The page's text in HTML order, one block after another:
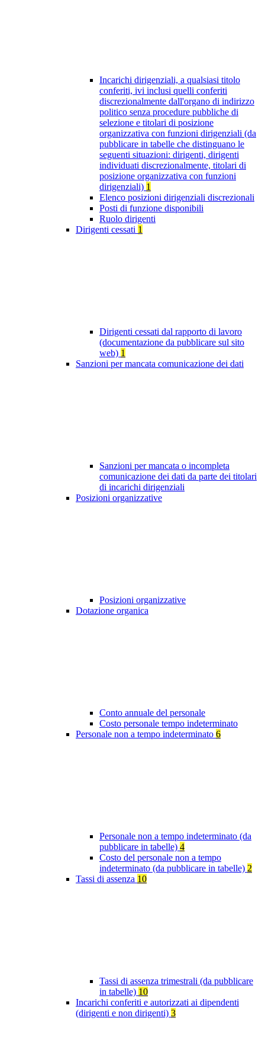
Incarichi dirigenziali, a qualsiasi titolo
conferiti, ivi inclusi quelli conferiti
discrezionalmente dall'organo di indirizzo
politico senza procedure pubbliche di
selezione e titolari di posizione
organizzativa con funzioni dirigenziali (da
pubblicare in tabelle che distinguano le
seguenti situazioni: dirigenti, dirigenti
individuati discrezionalmente, titolari di
posizione organizzativa con funzioni
dirigenziali) 1
Elenco posizioni dirigenziali discrezionali
Posti di funzione disponibili
Ruolo dirigenti
Dirigenti cessati 1
Dirigenti cessati dal rapporto di lavoro
(documentazione da pubblicare sul sito
web) 1
Sanzioni per mancata comunicazione dei dati
Sanzioni per mancata o incompleta
comunicazione dei dati da parte dei titolari
di incarichi dirigenziali
Posizioni organizzative
Posizioni organizzative
Dotazione organica
Conto annuale del personale
Costo personale tempo indeterminato
Personale non a tempo indeterminato 6
Personale non a tempo indeterminato (da
pubblicare in tabelle) 4
Costo del personale non a tempo
indeterminato (da pubblicare in tabelle) 2
Tassi di assenza 10
Tassi di assenza trimestrali (da pubblicare
in tabelle) 10
Incarichi conferiti e autorizzati ai dipendenti
(dirigenti e non dirigenti) 3